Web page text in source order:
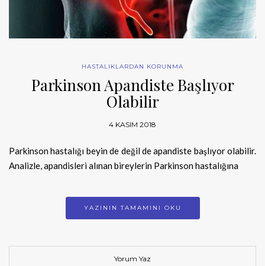
HASTALIKLARDAN KORUNMA
Parkinson Apandiste Başlıyor
Olabilir
4 KASIM 2018
Parkinson hastalığı beyin de değil de apandiste başlıyor olabilir.
Analizle, apandisleri alınan bireylerin Parkinson hastalığına
YAZININ TAMAMINI OKU
Yorum Yaz